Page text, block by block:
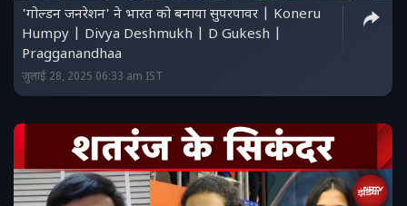
'गोल्डन जनरेशन' ने भारत को बनाया सुपरपावर | Koneru
Humpy | Divya Deshmukh | D Gukesh |
Pragganandhaa
जुलाई 28, 2025 06:33 am IST